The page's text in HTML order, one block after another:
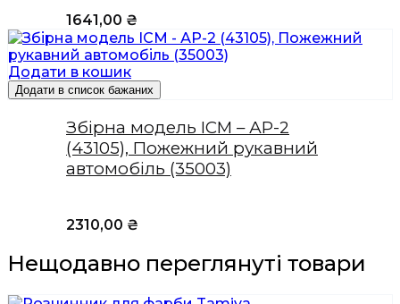
1641,00 ₴
Додати в кошик
Додати в список бажаних
Збірна модель ICM – АР-2
(43105), Пожежний рукавний
автомобіль (35003)
2310,00 ₴
Нещодавно переглянуті товари